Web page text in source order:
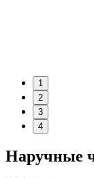
1
2
3
4
Наручные